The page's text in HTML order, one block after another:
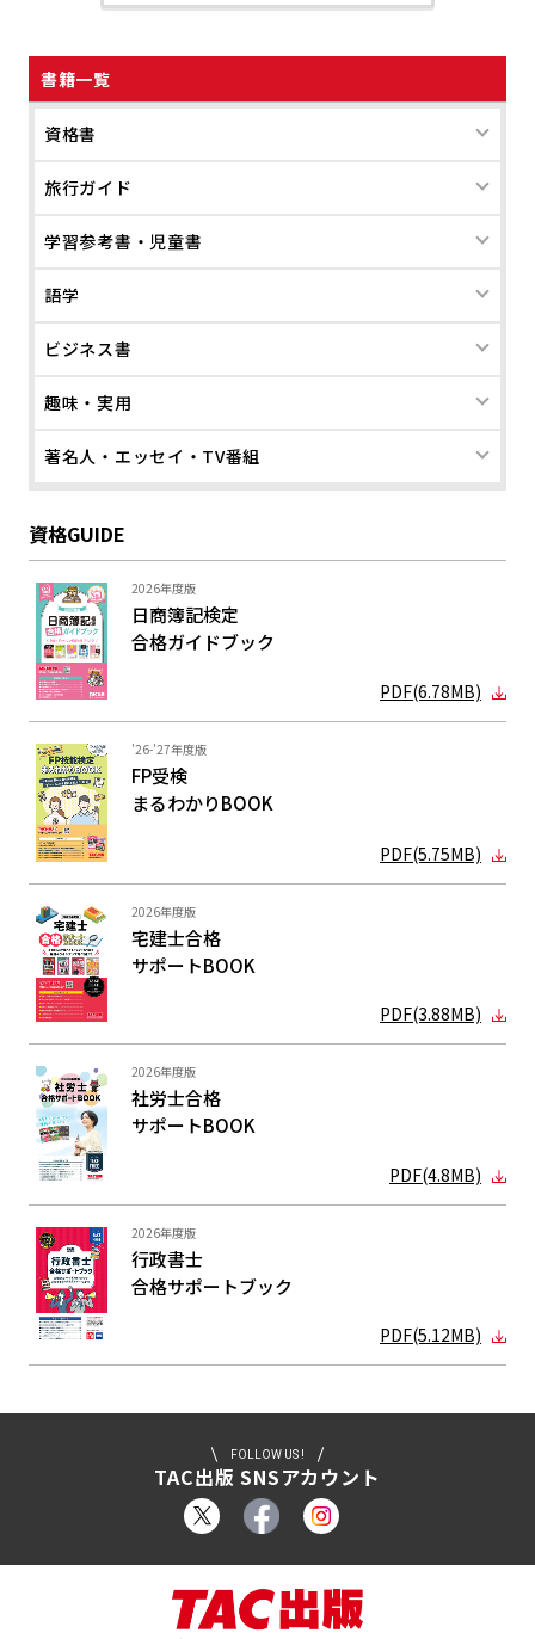
書籍一覧
資格書
旅行ガイド
学習参考書・児童書
語学
ビジネス書
趣味・実用
著名人・エッセイ・TV番組
資格GUIDE
2026年度版
日商簿記検定
合格ガイドブック
PDF(6.78MB)
'26-'27年度版
FP受検
まるわかりBOOK
PDF(5.75MB)
2026年度版
宅建士合格
サポートBOOK
PDF(3.88MB)
2026年度版
社労士合格
サポートBOOK
PDF(4.8MB)
2026年度版
行政書士
合格サポートブック
PDF(5.12MB)
FOLLOW US !
TAC出版 SNSアカウント